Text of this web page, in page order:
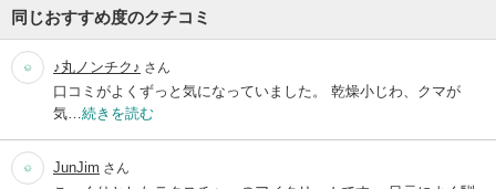
同じおすすめ度のクチコミ
♪丸ノンチク♪ さん
口コミがよくずっと気になっていました。 乾燥小じわ、クマが
気… 続きを読む
JunJim さん